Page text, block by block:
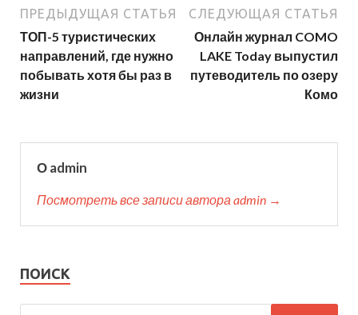
ПРЕДЫДУЩАЯ СТАТЬЯ
ТОП-5 туристических
направлений, где нужно
побывать хотя бы раз в
жизни
СЛЕДУЮЩАЯ СТАТЬЯ
Онлайн журнал COMO
LAKE Today выпустил
путеводитель по озеру
Комо
О admin
Посмотреть все записи автора admin →
ПОИСК